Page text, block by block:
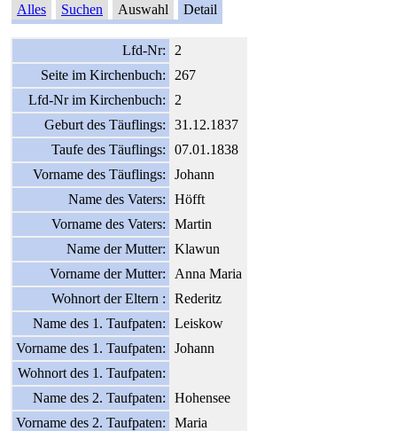
Alles Suchen Auswahl Detail
Lfd-Nr:
2
Seite im Kirchenbuch:
267
Lfd-Nr im Kirchenbuch:
2
Geburt des Täuflings:
31.12.1837
Taufe des Täuflings:
07.01.1838
Vorname des Täuflings:
Johann
Name des Vaters:
Höfft
Vorname des Vaters:
Martin
Name der Mutter:
Klawun
Vorname der Mutter:
Anna Maria
Wohnort der Eltern :
Rederitz
Name des 1. Taufpaten:
Leiskow
Vorname des 1. Taufpaten:
Johann
Wohnort des 1. Taufpaten:
Name des 2. Taufpaten:
Hohensee
Vorname des 2. Taufpaten:
Maria